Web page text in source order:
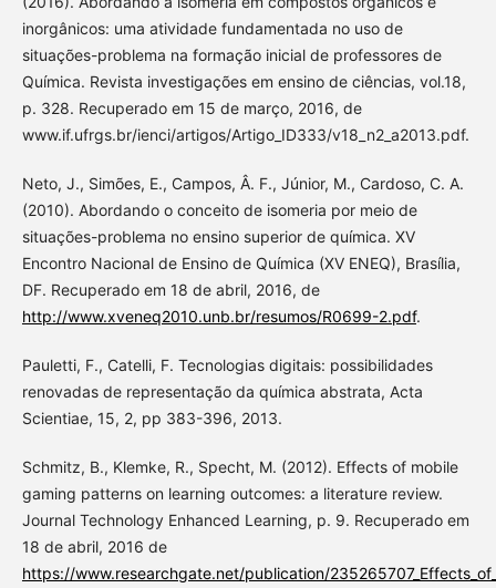
inorgânicos: uma atividade fundamentada no uso de
situações-problema na formação inicial de professores de
Química. Revista investigações em ensino de ciências, vol.18,
p. 328. Recuperado em 15 de março, 2016, de
www.if.ufrgs.br/ienci/artigos/Artigo_ID333/v18_n2_a2013.pdf.
Neto, J., Simões, E., Campos, Â. F., Júnior, M., Cardoso, C. A.
(2010). Abordando o conceito de isomeria por meio de
situações-problema no ensino superior de química. XV
Encontro Nacional de Ensino de Química (XV ENEQ), Brasília,
DF. Recuperado em 18 de abril, 2016, de
http://www.xveneq2010.unb.br/resumos/R0699-2.pdf.
Pauletti, F., Catelli, F. Tecnologias digitais: possibilidades
renovadas de representação da química abstrata, Acta
Scientiae, 15, 2, pp 383-396, 2013.
Schmitz, B., Klemke, R., Specht, M. (2012). Effects of mobile
gaming patterns on learning outcomes: a literature review.
Journal Technology Enhanced Learning, p. 9. Recuperado em
18 de abril, 2016 de
https://www.researchgate.net/publication/